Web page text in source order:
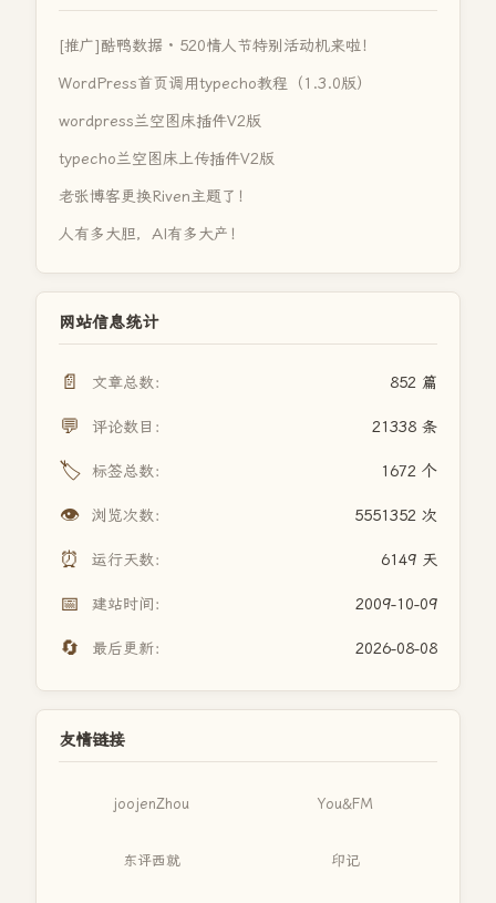
[推广]酷鸭数据 · 520情人节特别活动机来啦！
WordPress首页调用typecho教程（1.3.0版）
wordpress兰空图床插件V2版
typecho兰空图床上传插件V2版
老张博客更换Riven主题了！
人有多大胆，AI有多大产！
网站信息统计
📄 文章总数： 852 篇
💬 评论数目： 21338 条
🏷️ 标签总数： 1672 个
👁️ 浏览次数： 5551352 次
⏰ 运行天数： 6149 天
📅 建站时间： 2009-10-09
🔄 最后更新： 2026-08-08
友情链接
joojenZhou You&FM
东评西就 印记